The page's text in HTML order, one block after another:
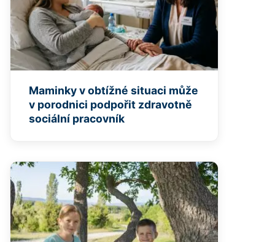
Maminky v obtížné situaci může
v porodnici podpořit zdravotně
sociální pracovník